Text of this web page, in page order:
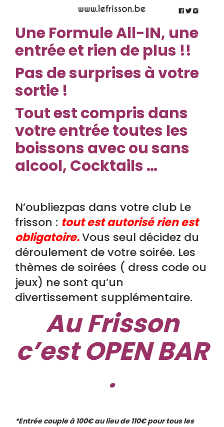
UneFormule All-IN, une
entrée et rien de plus !!
Pas de surprises à votre
sortie !
Tout est compris dans
votre entrée toutes les
boissons avec ou sans
alcool, Cocktails …
N’oubliezpas dans votre club Le
frisson : tout est autorisé rien est
obligatoire.Vous seul décidez du
déroulement de votre soirée. Les
thèmes de soirées ( dress code ou
jeux) ne sont qu’un
divertissement supplémentaire.
Au Frisson
c’est OPEN BAR
.
*Entrée couple à 100€ au lieu de 110€ pour tous les